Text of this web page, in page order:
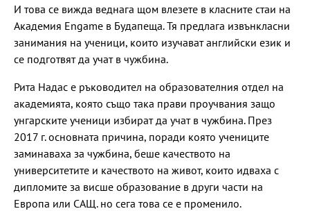
И това се вижда веднага щом влезете в класните стаи на
Академия Engame в Будапеща. Тя предлага извънкласни
занимания на ученици, които изучават английски език и
се подготвят да учат в чужбина.
Рита Надас е ръководител на образователния отдел на
академията, която също така прави проучвания защо
унгарските ученици избират да учат в чужбина. През
2017 г. основната причина, поради която учениците
заминаваха за чужбина, беше качеството на
университетите и качеството на живот, които идваха с
дипломите за висше образование в други части на
Европа или САЩ. но сега това се е променило.